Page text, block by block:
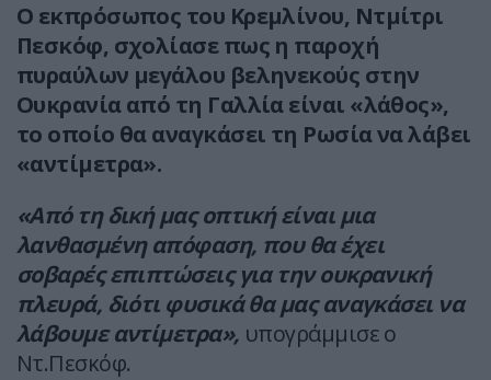
Ο εκπρόσωπος του Κρεμλίνου, Ντμίτρι
Πεσκόφ, σχολίασε πως η παροχή
πυραύλων μεγάλου βεληνεκούς στην
Ουκρανία από τη Γαλλία είναι «λάθος»,
το οποίο θα αναγκάσει τη Ρωσία να λάβει
«αντίμετρα».
«Από τη δική μας οπτική είναι μια
λανθασμένη απόφαση, που θα έχει
σοβαρές επιπτώσεις για την ουκρανική
πλευρά, διότι φυσικά θα μας αναγκάσει να
λάβουμε αντίμετρα», υπογράμμισε ο
Ντ.Πεσκόφ.